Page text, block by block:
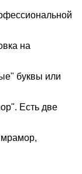
на
буквы или
Есть две
мрамор,